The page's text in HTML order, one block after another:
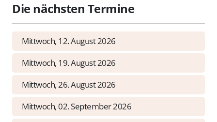
Die nächsten Termine
Mittwoch, 12. August 2026
Mittwoch, 19. August 2026
Mittwoch, 26. August 2026
Mittwoch, 02. September 2026